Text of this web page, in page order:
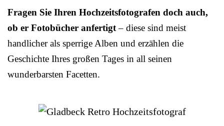
Fragen Sie Ihren Hochzeitsfotografen doch auch,
ob er Fotobücher anfertigt– diese sind meist
handlicher als sperrige Alben und erzählen die
Geschichte Ihres großen Tages in all seinen
wunderbarsten Facetten.